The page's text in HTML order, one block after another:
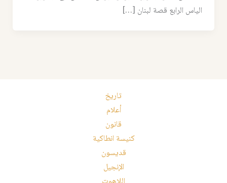
الياس الرابع قصة لبنان […]
تاريخ
أعلام
قانون
كنيسة انطاكية
قديسون
الإنجيل